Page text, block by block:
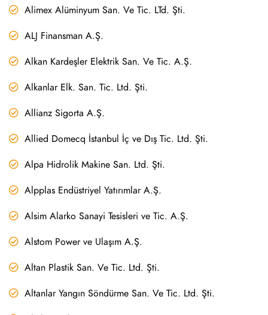
Alimex Alüminyum San. Ve Tic. LTd. Şti.
ALJ Finansman A.Ş.
Alkan Kardeşler Elektrik San. Ve Tic. A.Ş.
Alkanlar Elk. San. Tic. Ltd. Şti.
Allianz Sigorta A.Ş.
Allied Domecq İstanbul İç ve Dış Tic. Ltd. Şti.
Alpa Hidrolik Makine San. Ltd. Şti.
Alpplas Endüstriyel Yatırımlar A.Ş.
Alsim Alarko Sanayi Tesisleri ve Tic. A.Ş.
Alstom Power ve Ulaşım A.Ş.
Altan Plastik San. Ve Tic. Ltd. Şti.
Altanlar Yangın Söndürme San. Ve Tic. Ltd. Şti.